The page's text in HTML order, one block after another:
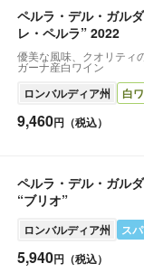
ペルラ・デル・ガル
レ・ペルラ” 2022
優美な風味、クオリティ
ガーナ産白ワイン
ロンバルディア州 白
9,460円（税込）
ペルラ・デル・ガル
“ブリオ”
ロンバルディア州 ス
5,940円（税込）